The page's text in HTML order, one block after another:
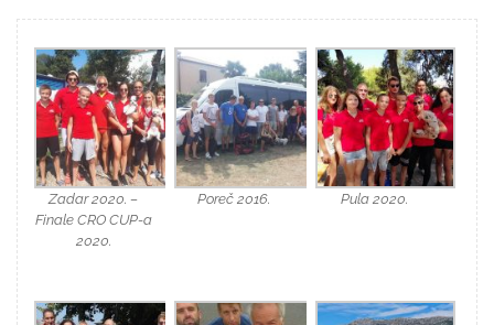
Zadar 2020. –
Finale CRO CUP-a
2020.
Poreč 2016. Pula 2020.